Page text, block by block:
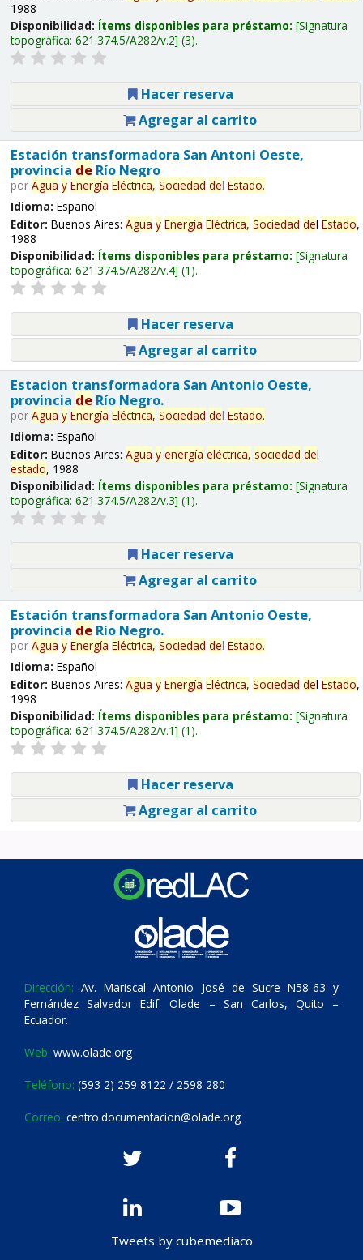
1988
Disponibilidad: Ítems disponibles para préstamo: Signatura
topográfica: 621.374.5/A282/v.2 (3).
Hacer reserva
Agregar al carrito
Estación transformadora San Antoni Oeste,
provincia deRío Negro
por Agua y Energía Eléctrica, Sociedad del Estado.
Idioma: Español
Editor: Buenos Aires: Agua y Energía Eléctrica, Sociedad del Estado,
1988
Disponibilidad: Ítems disponibles para préstamo: Signatura
topográfica: 621.374.5/A282/v.4 (1).
Hacer reserva
Agregar al carrito
Estacion transformadora San Antonio Oeste,
provincia deRío Negro.
por Agua y Energía Eléctrica, Sociedad del Estado.
Idioma: Español
Editor: Buenos Aires: Agua y energía eléctrica, sociedad del
estado, 1988
Disponibilidad: Ítems disponibles para préstamo: Signatura
topográfica: 621.374.5/A282/v.3 (1).
Hacer reserva
Agregar al carrito
Estación transformadora San Antonio Oeste,
provincia deRío Negro.
por Agua y Energía Eléctrica, Sociedad del Estado.
Idioma: Español
Editor: Buenos Aires: Agua y Energía Eléctrica, Sociedad del Estado,
1998
Disponibilidad: Ítems disponibles para préstamo: Signatura
topográfica: 621.374.5/A282/v.1 (1).
Hacer reserva
Agregar al carrito
Dirección: Av. Mariscal Antonio José de Sucre N58-63 y
Fernández Salvador Edif. Olade – San Carlos, Quito –
Ecuador.
Web: www.olade.org
Teléfono: (593 2) 259 8122 / 2598 280
Correo: centro.documentacion@olade.org
Tweets by cubemediaco